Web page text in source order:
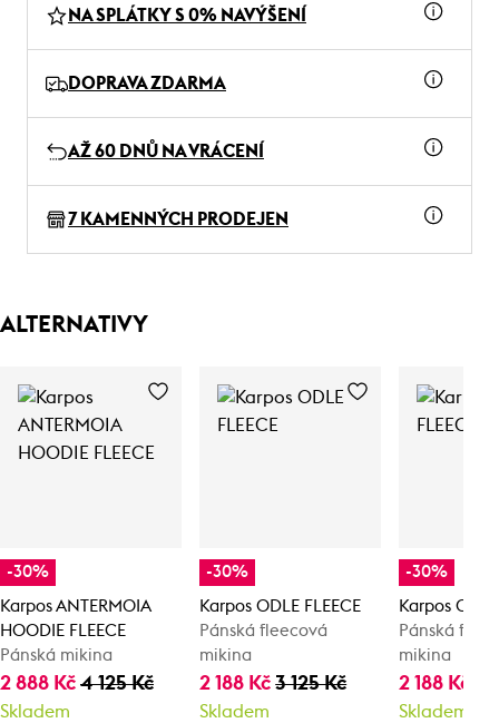
NA SPLÁTKY S 0% NAVÝŠENÍ
DOPRAVA ZDARMA
AŽ 60 DNŮ NA VRÁCENÍ
7 KAMENNÝCH PRODEJEN
ALTERNATIVY
-30%
Karpos ANTERMOIA
HOODIE FLEECE
Pánská mikina
2 888 Kč 4 125 Kč
Skladem
-30%
Karpos ODLE FLEECE
Pánská fleecová
mikina
2 188 Kč3 125 Kč
Skladem
-30%
Karpos
Pánská
mikina
2 188 Kč
Skladem